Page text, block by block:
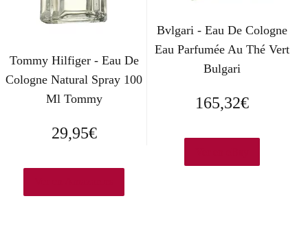
Tommy Hilfiger - Eau De
Cologne Natural Spray 100
Ml Tommy
29,95€
Bvlgari - Eau De Cologne
Eau Parfumée Au Thé Vert
Bulgari
165,32€